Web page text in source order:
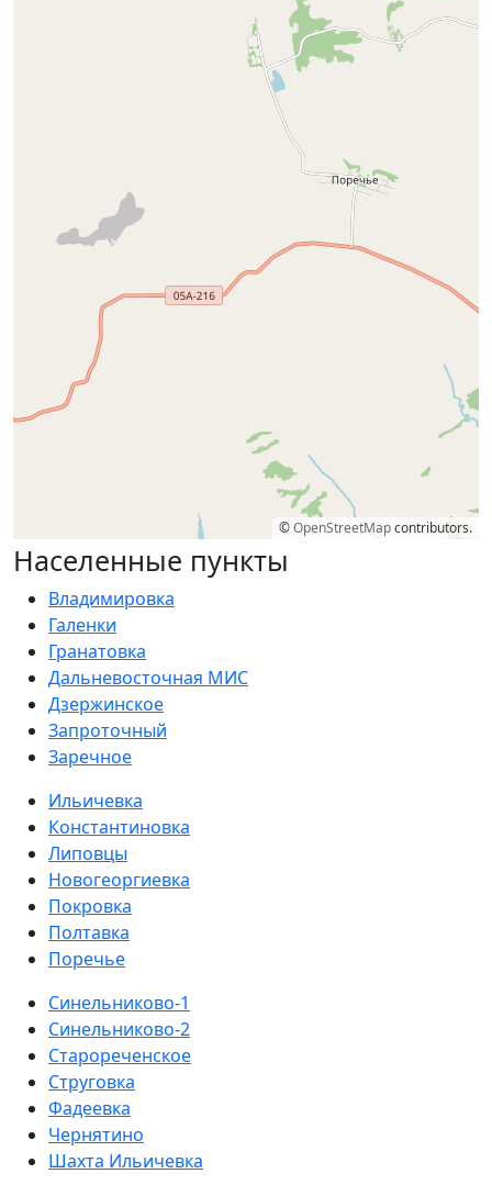
©OpenStreetMapcontributors.
Населенные пункты
Владимировка
Галенки
Гранатовка
Дальневосточная МИС
Дзержинское
Запроточный
Заречное
Ильичевка
Константиновка
Липовцы
Новогеоргиевка
Покровка
Полтавка
Поречье
Синельниково-1
Синельниково-2
Старореченское
Струговка
Фадеевка
Чернятино
Шахта Ильичевка